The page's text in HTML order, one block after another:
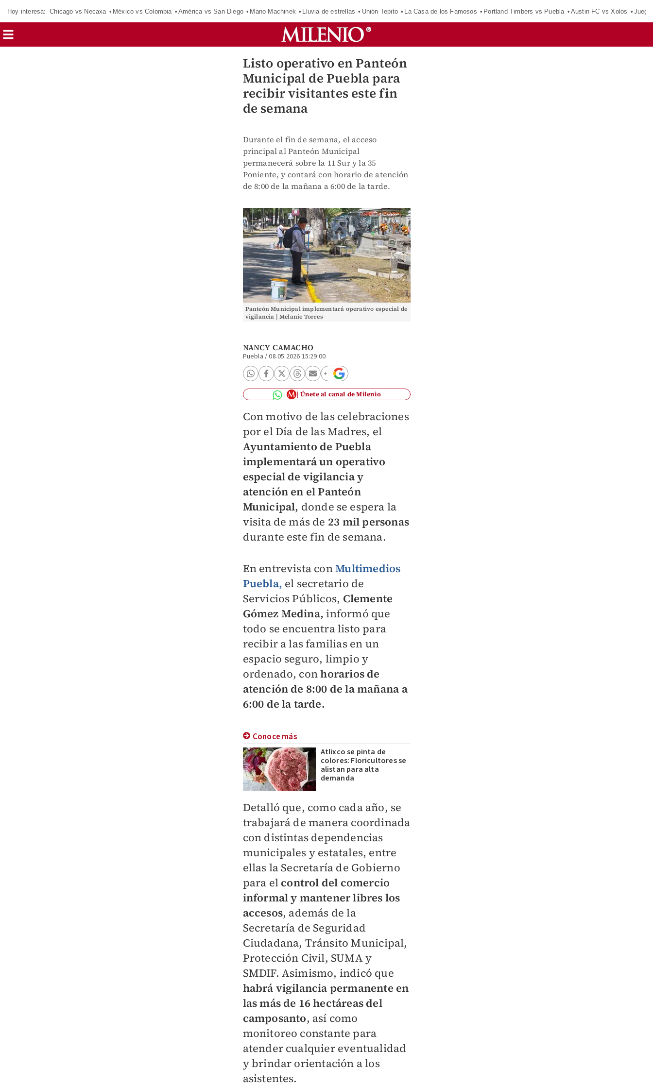
Hoy interesa: Chicago vs Necaxa México vs Colombia América vs San Diego Mano Machinek Lluvia de estrellas Unión Tepito La Casa de los Famosos Portland Timbers vs Puebla Austin FC vs Xolos
Listo operativo en Panteón
Municipal de Puebla para
recibir visitantes este fin
de semana
Durante el fin de semana, el acceso
principal al Panteón Municipal
permanecerá sobre la 11 Sur y la 35
Poniente, y contará con horario de atención
de 8:00 de la mañana a 6:00 de la tarde.
Panteón Municipal implementará operativo especial de
vigilancia | Melanie Torres
NANCY CAMACHO
Puebla /08.05.2026 15:29:00
Únete al canal de Milenio
Con motivo de las celebraciones
por el Día de las Madres, el
Ayuntamiento de Puebla
implementará un operativo
especial de vigilancia y
atención en el Panteón
Municipal, donde se espera la
visita de más de 23 mil personas
durante este fin de semana.
En entrevista conMultimedios
Puebla, el secretario de
Servicios Públicos, Clemente
Gómez Medina, informó que
todo se encuentra listo para
recibir a las familias en un
espacio seguro, limpio y
ordenado, conhorarios de
atención de 8:00 de la mañana a
6:00 de la tarde.
Conoce más
Atlixco se pinta de
colores: Floricultores se
alistan para alta
demanda
Detalló que, como cada año, se
trabajará de manera coordinada
con distintas dependencias
municipales y estatales, entre
ellas la Secretaría de Gobierno
para el control del comercio
informal y mantener libres los
accesos, además de la
Secretaría de Seguridad
Ciudadana, Tránsito Municipal,
Protección Civil, SUMA y
SMDIF. Asimismo, indicó que
habrá vigilancia permanente en
las más de 16 hectáreas del
camposanto, así como
monitoreo constante para
atender cualquier eventualidad
y brindar orientación a los
asistentes.